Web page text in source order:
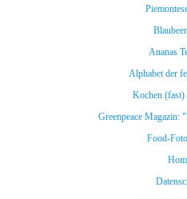
Ananas
Alphabet der
Kochen (fast)
Greenpeace Magazin:
Food-